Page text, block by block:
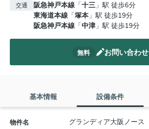
交通 阪急神戸本線 「十三 」駅 徒歩6分
東海道本線 「塚本 」駅 徒歩19分
阪急神戸本線 「中津 」駅 徒歩19分
無料 お問い合わせ
基本情報 設備条件
物件名 グランディア大阪ノース